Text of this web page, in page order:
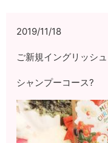
2019/11/18
ご新規イングリッシ
シャンプーコース?